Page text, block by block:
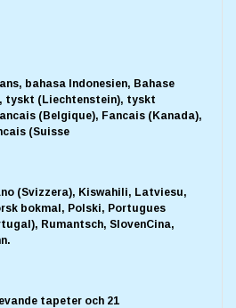
bahasa Indonesien, Bahase
tyskt (Liechtenstein), tyskt
(Belgique), Fancais (Kanada),
(Suisse
(Svizzera), Kiswahili, Latviesu,
bokmal, Polski, Portugues
Rumantsch, SlovenCina,
tapeter och 21